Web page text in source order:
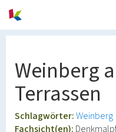
Weinberg
Terrassen
Schlagwörter:Weinberg
Fachsicht(en):